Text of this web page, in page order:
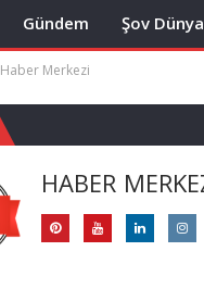
Gündem Şov
Haber Merkezi
HABER